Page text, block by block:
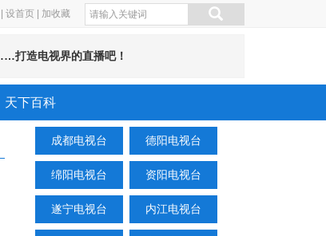
设首页 加收藏
打造电视界的直播吧！
天下百科
成都电视台 德阳电视台
绵阳电视台 资阳电视台
遂宁电视台 内江电视台